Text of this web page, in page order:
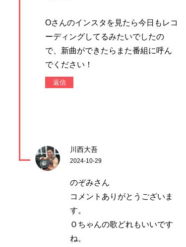
Oさんのインスタを見たら今日もレコ
ーディングしてるみたいでしたの
で、新曲ができたらまた番組に呼ん
でください！
返信
川西大吾
2024-10-29
のぞみさん
コメントありがとうございま
す。
Ｏちゃんの歌どれもいいです
ね。